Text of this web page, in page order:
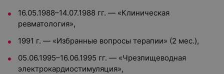
16.05.1988–14.07.1988 гг. — «Клиническая
ревматология»,
1991 г. — «Избранные вопросы терапии» (2 мес.),
05.06.1995–16.06.1995 гг. — «Чрезпищеводная
электрокардиостимуляция»,